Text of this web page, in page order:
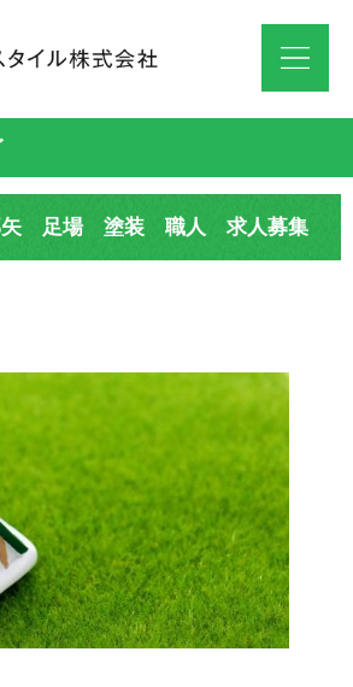
矢 足場 塗装 職人 求人募集